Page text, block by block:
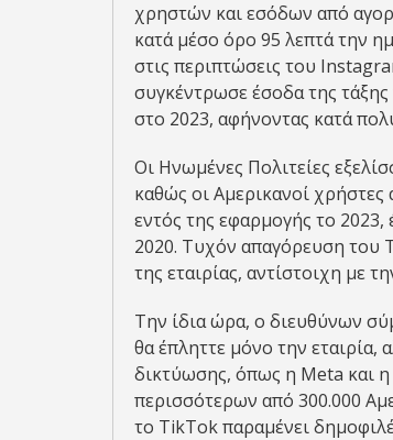
χρηστών και εσόδων από
κατά μέσο όρο 95 λεπτά την
στις περιπτώσεις του
συγκέντρωσε έσοδα της
στο 2023, αφήνοντας κατά
Οι Ηνωμένες Πολιτείες
καθώς οι Αμερικανοί
εντός της εφαρμογής το
2020. Τυχόν απαγόρευση του
της εταιρίας, αντίστοιχη με
Την ίδια ώρα, ο διευθύνων
θα έπληττε μόνο την
δικτύωσης, όπως η Meta και η
περισσότερων από 300.000
το TikTok παραμένει